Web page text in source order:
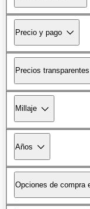
Precio y pago
Precios transparentes
Millaje
Años
Opciones de compra